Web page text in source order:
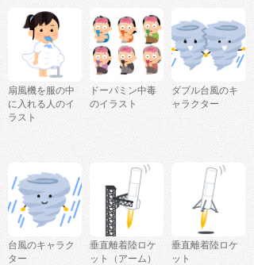
扇風機を服の中
に入れる人のイ
ラスト
ドーパミン中毒
のイラスト
ダブル台風のキ
ャラクター
台風のキャラク
ター
垂直離着陸ロケ
ット（アーム）
垂直離着陸ロケ
ット